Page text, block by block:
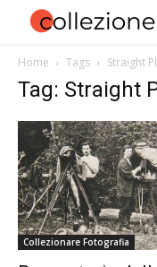
Home Tags Straight
Tag: Straight
Collezionare Fotografia